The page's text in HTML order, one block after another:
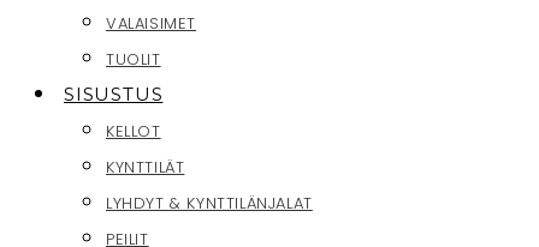
VALAISIMET
TUOLIT
SISUSTUS
KELLOT
KYNTTILÄT
LYHDYT & KYNTTILÄNJALAT
PEILIT